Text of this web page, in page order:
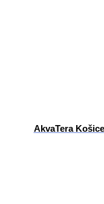
AkvaTera